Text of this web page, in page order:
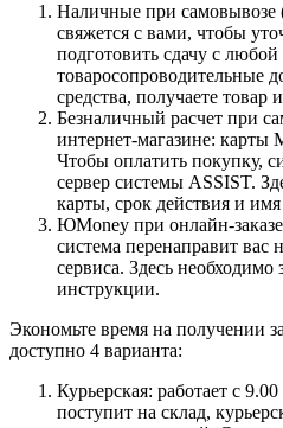
Наличные при самовывозе
свяжется с вами, чтобы
подготовить сдачу с
товаросопроводительные
средства, получаете товар
Безналичный расчет при
интернет-магазине: карты
Чтобы оплатить покупку,
сервер системы ASSIST.
карты, срок действия и имя
ЮMoney при онлайн-
система перенаправит вас
сервиса. Здесь
инструкции.
Экономьте время на получении
доступно 4 варианта:
Курьерская: работает с
поступит на склад,